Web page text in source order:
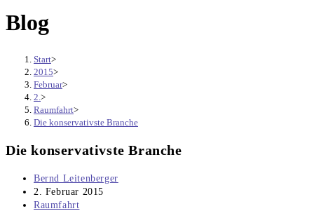
Blog
Start>
2015>
Februar>
2. >
Raumfahrt>
Die konservativste Branche
Die konservativste Branche
Beitrags-
Autor:
Bernd Leitenberger
Beitrag
veröffentlicht:
2. Februar 2015
Beitrags-
Raumfahrt